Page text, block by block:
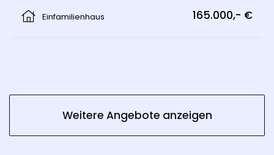
Einfamilienhaus
165.000,- €
Weitere Angebote anzeigen